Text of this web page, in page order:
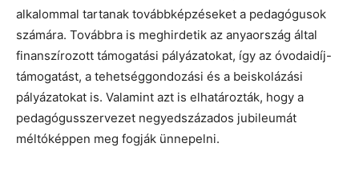
alkalommal tartanak továbbképzéseket a pedagógusok
számára. Továbbra is meghirdetik az anyaország által
finanszírozott támogatási pályázatokat, így az óvodaidíj-
támogatást, a tehetséggondozási és a beiskolázási
pályázatokat is. Valamint azt is elhatározták, hogy a
pedagógusszervezet negyedszázados jubileumát
méltóképpen meg fogják ünnepelni.